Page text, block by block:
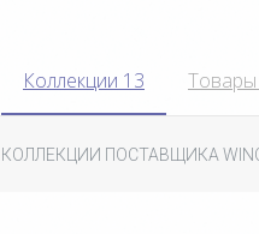
Коллекции 13
КОЛЛЕКЦИИ ПОСТАВЩИКА